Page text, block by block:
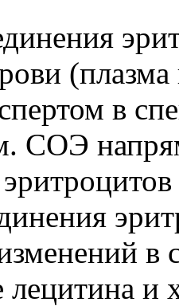
в
СОЭ
в
и